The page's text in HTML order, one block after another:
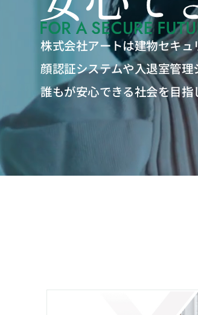
株式会社アートは建物セキ
顔認証システムや入退室管
誰もが安心できる社会を目指